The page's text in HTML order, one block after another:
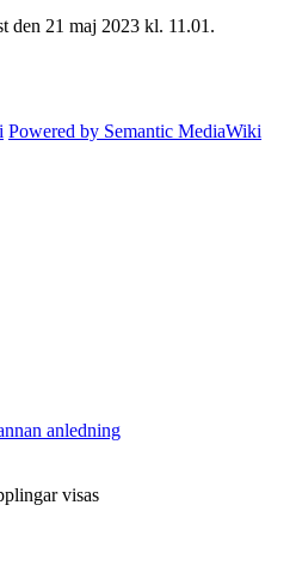
den 21 maj 2023 kl. 11.01.
Powered by Semantic MediaWiki
anledning
visas